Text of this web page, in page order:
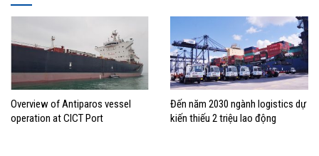
Overview of Antiparos vessel
operation at CICT Port
Đến năm 2030 ngành logistics dự
kiến thiếu 2 triệu lao động